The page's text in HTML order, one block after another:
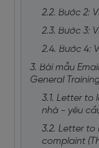
2.2. Bước 2:
2.3. Bước 3:
2.4. Bước 4:
3. Bài mẫu
General
3.1. Letter to
nhà - yêu
3.2. Letter
complaint